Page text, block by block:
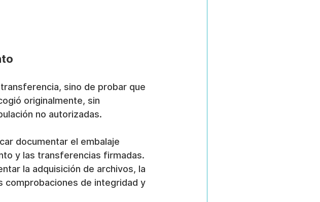
sino de probar que
originalmente, sin
no autorizadas.
documentar el embalaje
y las transferencias firmadas.
la adquisición de archivos, la
comprobaciones de integridad y